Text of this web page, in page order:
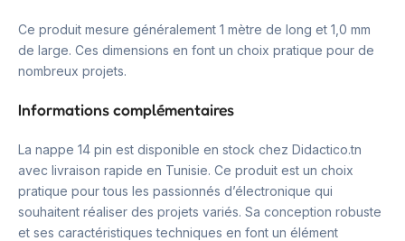
Ce produit mesure généralement 1 mètre de long et 1,0 mm
de large. Ces dimensions en font un choix pratique pour de
nombreux projets.
Informations complémentaires
La nappe 14 pin est disponible en stock chez Didactico.tn
avec livraison rapide en Tunisie. Ce produit est un choix
pratique pour tous les passionnés d’électronique qui
souhaitent réaliser des projets variés. Sa conception robuste
et ses caractéristiques techniques en font un élément